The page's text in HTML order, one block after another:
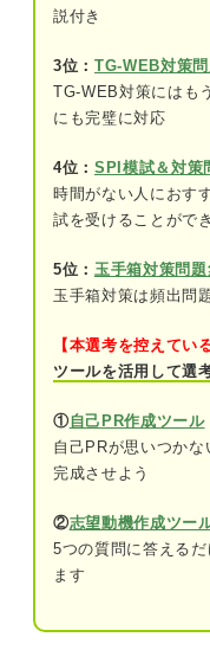
問
問
問
問
問
問
問
説付き
3位： TG-WEB対策
TG-WEB対策にはも
にも完璧に対応
4位： SPI模試＆対策
時間がない人におす
試を受けることがで
5位： 玉手箱対策問題
玉手箱対策は頻出問
【本選考を控えてい
ツールを活用して選
①自己PR作成ツール
自己PRが思いつか
完成させよう
②志望動機作成ツー
5つの質問に答える
ます